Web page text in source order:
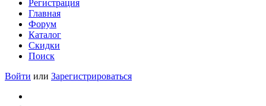
Регистрация
Главная
Форум
Каталог
Скидки
Поиск
Войти или Зарегистрироваться